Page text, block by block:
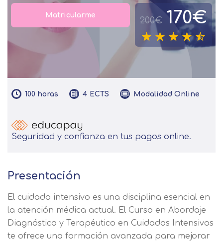
200€ 170€
Matricularme
100 horas 4 ECTS Modalidad Online
Seguridad y confianza en tus pagos online.
Presentación
El cuidado intensivo es una disciplina esencial en
la atención médica actual. El Curso en Abordaje
Diagnóstico y Terapéutico en Cuidados Intensivos
te ofrece una formación avanzada para mejorar